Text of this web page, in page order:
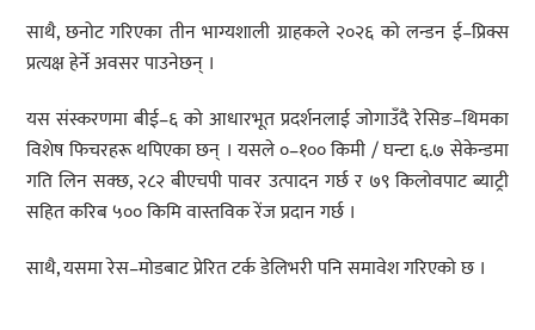
साथै, छनोट गरिएका तीन भाग्यशाली ग्राहकले २०२६ को लन्डन ई–प्रिक्स
प्रत्यक्ष हेर्ने अवसर पाउनेछन् ।
यस संस्करणमा बीई–६ को आधारभूत प्रदर्शनलाई जोगाउँदै रेसिङ–थिमका
विशेष फिचरहरू थपिएका छन् । यसले ०–१०० किमी / घन्टा ६.७ सेकेन्डमा
गति लिन सक्छ, २८२ बीएचपी पावर उत्पादन गर्छ र ७९ किलोवपाट ब्याट्री
सहित करिब ५०० किमि वास्तविक रेंज प्रदान गर्छ ।
साथै, यसमा रेस–मोडबाट प्रेरित टर्क डेलिभरी पनि समावेश गरिएको छ ।